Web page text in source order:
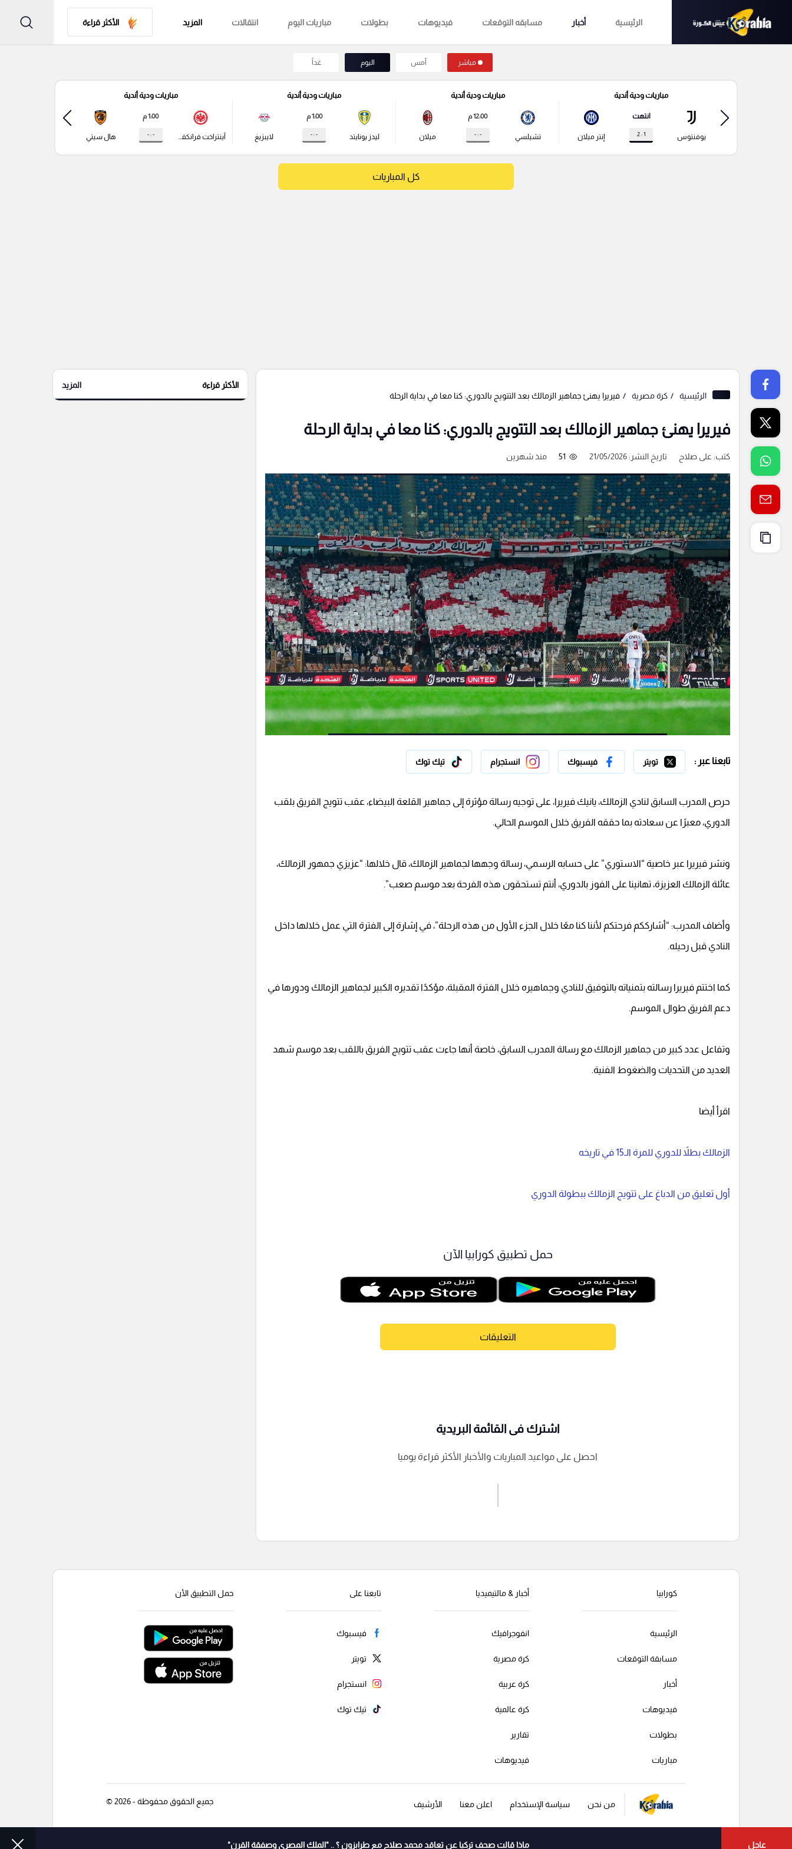
الرئيسية أخبار مسابقه التوقعات فيديوهات بطولات مباريات اليوم انتقالات المزيد الأكثر قراءة
مباشر أمس اليوم غداً
مباريات ودية أندية
يوفنتوس
انتهت
1 : 2 إنتر ميلان
مباريات ودية أندية
تشيلسي
12:00 م
- : - ميلان
مباريات ودية أندية
ليدز يونايتد
1:00 م
- : - لايبزيغ
مباريات ودية أندية
آينتراخت فرانكفورت
1:00 م
- : - هال سيتي
كل المباريات
الرئيسية كرة مصرية فيريرا يهنئ جماهير الزمالك بعد التتويج بالدوري: كنا معا في بداية الرحلة
فيريرا يهنئ جماهير الزمالك بعد التتويج بالدوري: كنا معا في بداية الرحلة
كتب: على صلاح تاريخ النشر: 21/05/2026 51 منذ شهرين
تابعنا عبر : تويتر فيسبوك انستجرام تيك توك
حرص المدرب السابق لنادي الزمالك، يانيك فيريرا، على توجيه رسالة مؤثرة إلى جماهير القلعة البيضاء، عقب تتويج الفريق بلقب
الدوري، معبرًا عن سعادته بما حققه الفريق خلال الموسم الحالي.
ونشر فيريرا عبر خاصية “الاستوري” على حسابه الرسمي، رسالة وجهها لجماهير الزمالك، قال خلالها: “عزيزي جمهور الزمالك،
عائلة الزمالك العزيزة، تهانينا على الفوز بالدوري، أنتم تستحقون هذه الفرحة بعد موسم صعب”.
وأضاف المدرب: “أشارككم فرحتكم لأننا كنا معًا خلال الجزء الأول من هذه الرحلة”، في إشارة إلى الفترة التي عمل خلالها داخل
النادي قبل رحيله.
كما اختتم فيريرا رسالته بتمنياته بالتوفيق للنادي وجماهيره خلال الفترة المقبلة، مؤكدًا تقديره الكبير لجماهير الزمالك ودورها في
دعم الفريق طوال الموسم.
وتفاعل عدد كبير من جماهير الزمالك مع رسالة المدرب السابق، خاصة أنها جاءت عقب تتويج الفريق باللقب بعد موسم شهد
العديد من التحديات والضغوط الفنية.
اقرأ أيضا
الزمالك بطلاً للدوري للمرة الـ15 في تاريخه
أول تعليق من الدباغ على تتويج الزمالك ببطولة الدوري
حمل تطبيق كورابيا الآن
التعليقات
إرسال تعليق
اشترك فى القائمة البريدية
احصل على مواعيد المباريات والأخبار الأكثر قراءة يوميا
الأكثر قراءة المزيد
عاجل ماذا قالت صحف تركيا عن تعاقد محمد صلاح مع طرابزون ؟ .. "الملك المصري وصفقة القرن"
كورابيا
الرئيسية
مسابقة التوقعات
أخبار
فيديوهات
بطولات
مباريات
أخبار & مالتيميديا
انفوجرافيك
كرة مصرية
كرة عربية
كرة عالمية
تقارير
فيديوهات
تابعنا على
فيسبوك
تويتر
انستجرام
تيك توك
حمل التطبيق الأن
من نحن سياسة الإستخدام اعلن معنا الأرشيف جميع الحقوق محفوظة - 2026 ©